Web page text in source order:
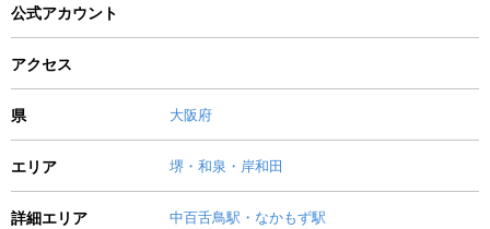
公式アカウント
アクセス
県 大阪府
エリア 堺・和泉・岸和田
詳細エリア 中百舌鳥駅・なかもず駅